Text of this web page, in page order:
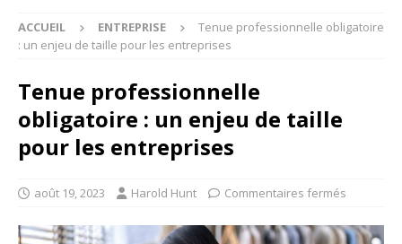
ACCUEIL ENTREPRISE
Tenue professionnelle obligatoire
: un enjeu de taille pour les entreprises
Tenue professionnelle
obligatoire : un enjeu de taille
pour les entreprises
août 19, 2023 Harold Hunt Commentaires fermés